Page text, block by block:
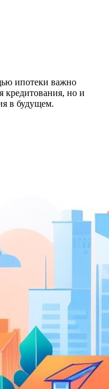
ипотеки важно
кредитования, но и
в будущем.